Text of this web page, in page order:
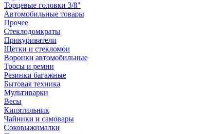
Торцевые головки 3/8"
Автомобильные товары
Прочее
Стеклодомкраты
Прикуриватели
Щетки и стекломои
Воронки автомобильные
Тросы и ремни
Резинки багажные
Бытовая техника
Мультиварки
Весы
Кипятильник
Чайники и самовары
Соковыжималки